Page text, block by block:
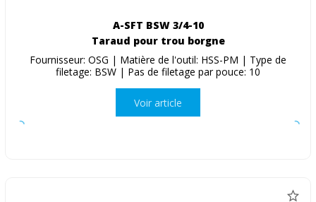
A-SFT BSW 3/4-10
Taraud pour trou borgne
Fournisseur: OSG | Matière de l'outil: HSS-PM | Type de
filetage: BSW | Pas de filetage par pouce: 10
Voir article